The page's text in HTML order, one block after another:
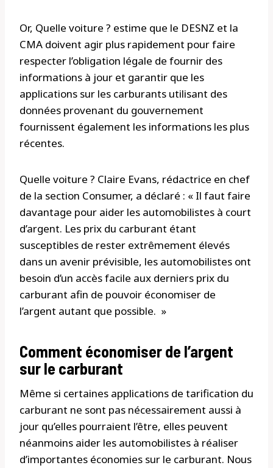
Or, Quelle voiture ? estime que le DESNZ et la
CMA doivent agir plus rapidement pour faire
respecter l’obligation légale de fournir des
informations à jour et garantir que les
applications sur les carburants utilisant des
données provenant du gouvernement
fournissent également les informations les plus
récentes.
Quelle voiture ? Claire Evans, rédactrice en chef
de la section Consumer, a déclaré : « Il faut faire
davantage pour aider les automobilistes à court
d’argent. Les prix du carburant étant
susceptibles de rester extrêmement élevés
dans un avenir prévisible, les automobilistes ont
besoin d’un accès facile aux derniers prix du
carburant afin de pouvoir économiser de
l’argent autant que possible. »
Comment économiser de l’argent
sur le carburant
Même si certaines applications de tarification du
carburant ne sont pas nécessairement aussi à
jour qu’elles pourraient l’être, elles peuvent
néanmoins aider les automobilistes à réaliser
d’importantes économies sur le carburant. Nous